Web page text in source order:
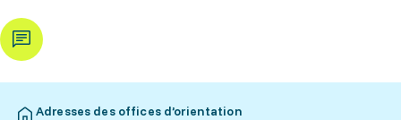
Adresses des offices d’orientation